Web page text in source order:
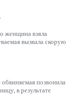
женщина взяла
вызвала скорую
позвонила
в результате